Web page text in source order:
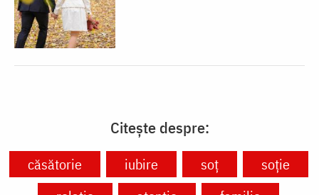
Citește despre:
căsătorie iubire soț
soție